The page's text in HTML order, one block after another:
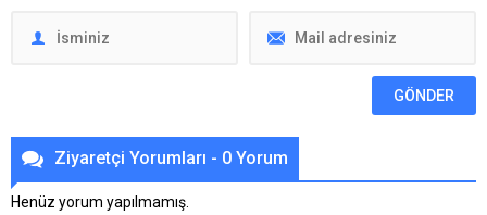
Ziyaretçi Yorumları - 0 Yorum
Henüz yorum yapılmamış.